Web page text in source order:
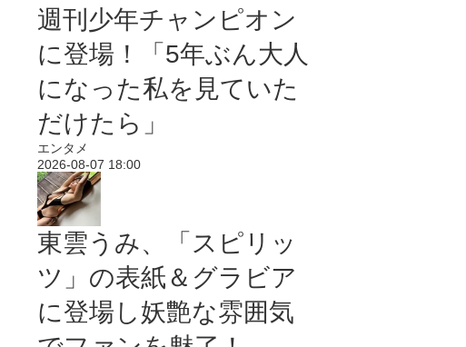
週刊少年チャンピオン
に登場！「5年ぶん大人
になった私を見ていた
だけたら」
エンタメ
2026-08-07 18:00
東雲うみ、「スピリッ
ツ」の表紙＆グラビア
に登場し妖艶な雰囲気